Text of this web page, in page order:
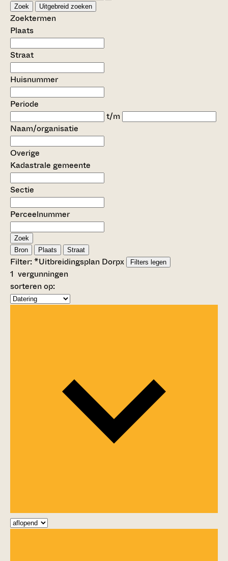
Zoek Uitgebreid zoeken
Zoektermen
Plaats
Straat
Huisnummer
Periode
t/m
Naam/organisatie
Overige
Kadastrale gemeente
Sectie
Perceelnummer
Zoek
Bron
Plaats Straat
Filter:*Uitbreidingsplan Dorpx Filters legen
1 vergunningen
sorteren op: